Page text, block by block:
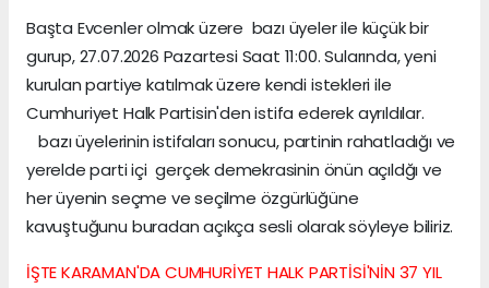
Başta Evcenler olmak üzere bazı üyeler ile küçük bir
gurup, 27.07.2026 Pazartesi Saat 11:00. Sularında, yeni
kurulan partiye katılmak üzere kendi istekleri ile
Cumhuriyet Halk Partisin'den istifa ederek ayrıldılar.
bazı üyelerinin istifaları sonucu, partinin rahatladığı ve
yerelde parti içi gerçek demekrasinin önün açıldğı ve
her üyenin seçme ve seçilme özgürlüğüne
kavuştuğunu buradan açıkça sesli olarak söyleye biliriz.
İŞTE KARAMAN'DA CUMHURİYET HALK PARTİSİ'NİN 37 YIL